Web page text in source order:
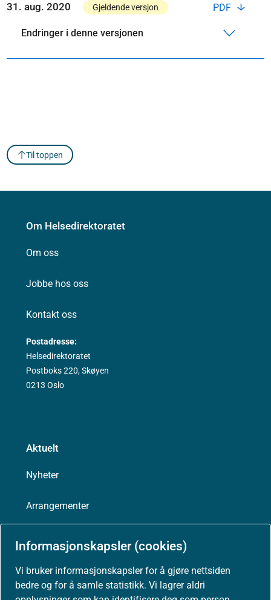
Informasjonskapsler (cookies)
Vi bruker informasjonskapsler for å gjøre nettsiden
bedre og for å samle statistikk. Vi lagrer aldri
PDF
31. aug. 2020 Gjeldende versjon
Endringer i denne versjonen
Til toppen
Om Helsedirektoratet
Om oss
Jobbe hos oss
Kontakt oss
Postadresse:
Helsedirektoratet
Postboks 220, Skøyen
0213 Oslo
Aktuelt
Nyheter
Arrangementer
Presse